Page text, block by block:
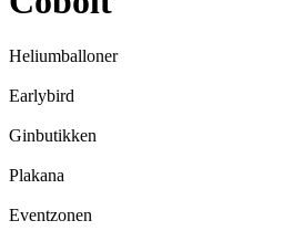
Heliumballoner
Earlybird
Ginbutikken
Plakana
Eventzonen